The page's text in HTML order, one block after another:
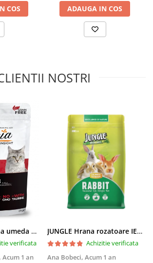
COS ADAUGA IN COS
NOSTRI
FELICIA Plic hrana umeda pentru pisici adulte, cu Miel, Set 12x85g
verificata
Acum 1 an
JUNGLE Hrana rozatoare IEPURI 500g
Achizitie verificata
Ana Bobeci, Acum 1 an